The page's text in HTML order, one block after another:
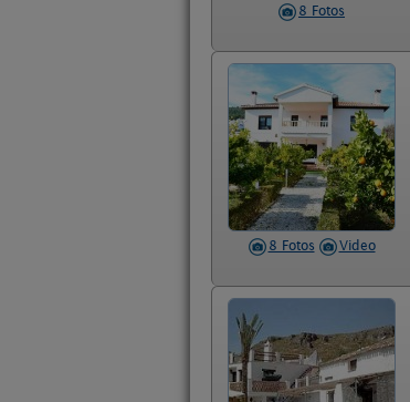
8 Fotos
8 Fotos Video